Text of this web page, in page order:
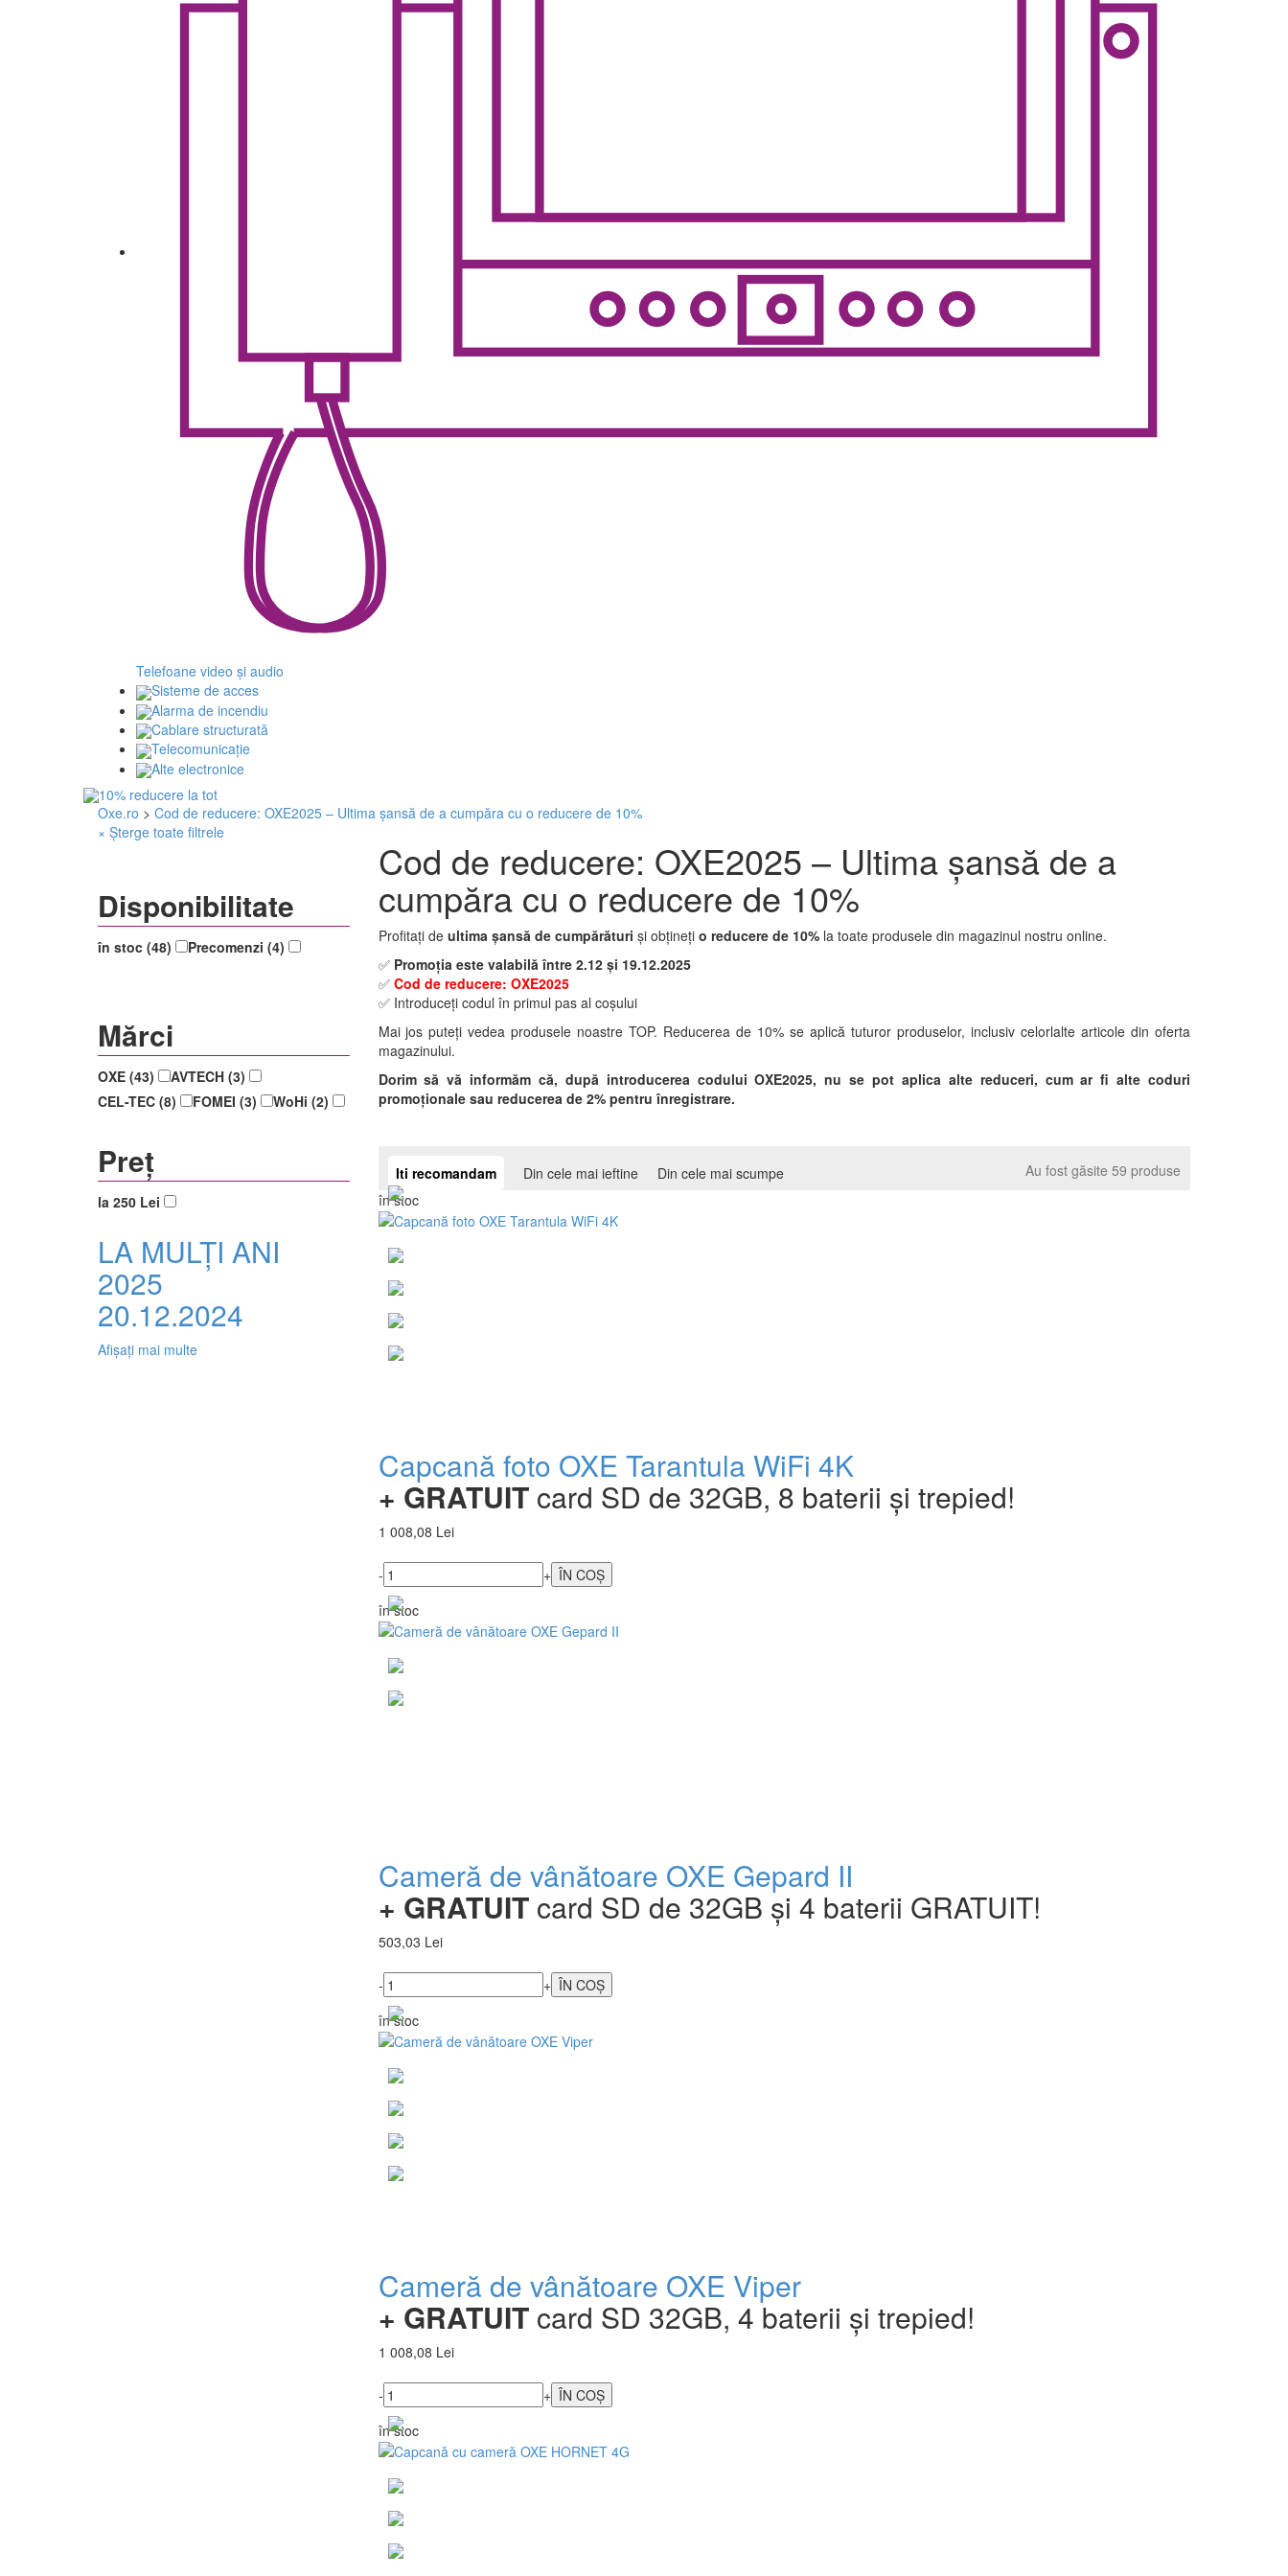
Telefoane video și audio
Sisteme de acces
Alarma de incendiu
Cablare structurată
Telecomunicaţie
Alte electronice
Oxe.ro > Cod de reducere: OXE2025 – Ultima șansă de a cumpăra cu o reducere de 10%
× Șterge toate filtrele
Disponibilitate
în stoc (48) Precomenzi (4)
Mărci
OXE (43)
AVTECH (3)
CEL-TEC (8)
FOMEI (3) WoHi (2)
Preț
la 250 Lei
LA MULȚI ANI
2025
20.12.2024
Afișați mai multe
Cod de reducere: OXE2025 – Ultima șansă de a
cumpăra cu o reducere de 10%
Profitați de ultima șansă de cumpărături și obțineți o reducere de 10%la toate produsele din magazinul nostru online.
✅ Promoția este valabilă între 2.12 și 19.12.2025
✅ Cod de reducere: OXE2025
✅ Introduceți codul în primul pas al coșului
Mai jos puteți vedea produsele noastre TOP. Reducerea de 10% se aplică tuturor produselor, inclusiv celorlalte articole din oferta
magazinului.
Dorim să vă informăm că, după introducerea codului OXE2025, nu se pot aplica alte reduceri, cum ar fi alte coduri
promoționale sau reducerea de 2% pentru înregistrare.
Iti recomandam Din cele mai ieftine Din cele mai scumpe
Au fost găsite 59 produse
în stoc
Capcană foto OXE Tarantula WiFi 4K
+ GRATUITcard SD de 32GB, 8 baterii și trepied!
1 008,08 Lei
-
+
în stoc
Cameră de vânătoare OXE Gepard II
+ GRATUITcard SD de 32GB și 4 baterii GRATUIT!
503,03 Lei
-
+
în stoc
Cameră de vânătoare OXE Viper
+ GRATUITcard SD 32GB, 4 baterii și trepied!
1 008,08 Lei
-
+
în stoc